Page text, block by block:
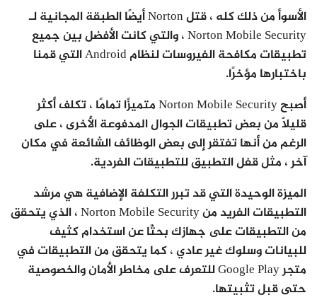
الأسوأ من ذلك كله ، قتل Norton أيضًا الطبقة المجانية لـ
Norton Mobile Security ، والتي كانت الأفضل بين جميع
تطبيقات مكافحة الفيروسات لنظام Android التي قمنا
باختبارها مؤخرًا.
أصبح Norton Mobile Security متميزًا تمامًا ، تكلف أكثر
قليلاً من بعض تطبيقات الجوال المدفوعة الأخرى ، على
الرغم من أنها تفتقر إلى بعض الوظائف الشائعة في مكان
آخر ، مثل قفل التطبيق للتطبيقات الفردية.
الميزة الوحيدة التي قد تبرر التكلفة الإضافية هي مرشد
التطبيقات الفريد من Norton Mobile Security ، الذي يتحقق
من التطبيقات على جهازك بحثًا عن استخدام كثيف
للبيانات وسلوك غير عادي ، كما يتحقق من التطبيقات في
متجر Google Play للتعرف على مخاطر الأمان والخصوصية
حتى قبل تثبيتها.